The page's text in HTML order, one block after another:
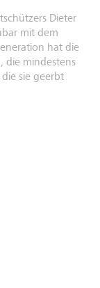
Dieter
mit dem
hat die
die mindestens
sie geerbt